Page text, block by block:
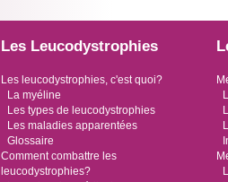
Les Leucodystrophies
Les leucodystrophies, c'est quoi?
La myéline
Les types de leucodystrophies
Les maladies apparentées
Glossaire
Comment combattre les
leucodystrophies?